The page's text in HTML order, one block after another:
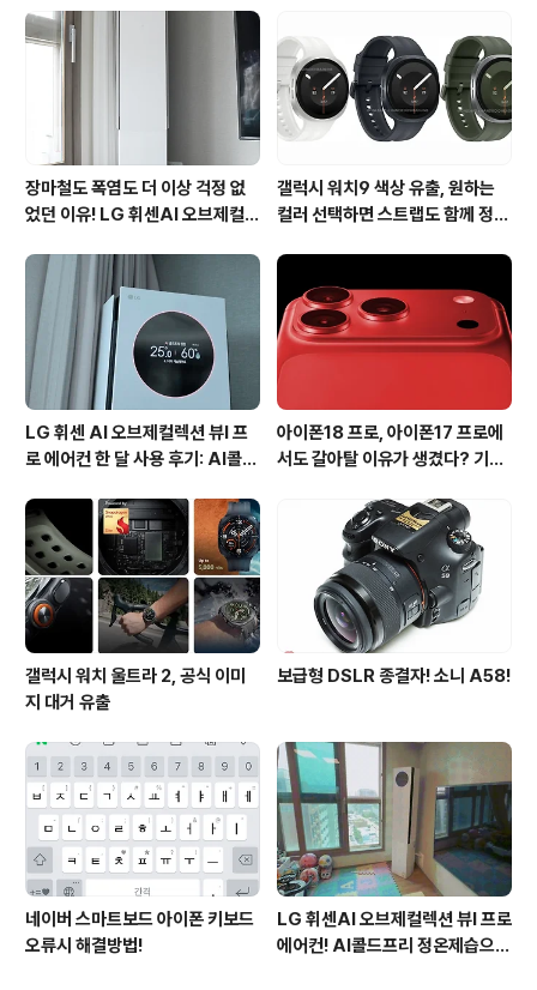
제조사들은 고성능 스마트폰과 가성비가 좋은 중저가폰을
통해 다시 한번 제 2의 도약을 향해 경쟁할 것으로 보입니
다. 가장 기대되는 플래그십 스마트폰은 삼성전자의 갤럭
시 S8입니다. 갤럭시 S시리즈는..
장마철도 폭염도 더 이상 걱정 없
었던 이유! LG 휘센AI 오브제컬렉
사용 후기
갤럭시 워치9 색상 유출, 원하는
컬러 선택하면 스트랩도 함께 정해
LG 휘센 AI 오브제컬렉션 뷰I 프
로 에어컨 한 달 사용 후기: AI콜드
아이폰18 프로, 아이폰17 프로에
서도 갈아탈 이유가 생겼다? 기대
갤럭시 워치 울트라 2, 공식 이미
지 대거 유출
보급형 DSLR 종결자! 소니 A58!
네이버 스마트보드 아이폰 키보드
오류시 해결방법!
LG 휘센AI 오브제컬렉션 뷰I 프로
에어컨! AI콜드프리 정온제습으로